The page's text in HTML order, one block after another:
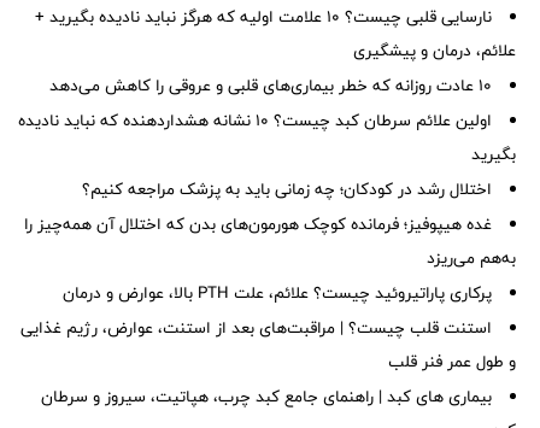
نارسایی قلبی چیست؟ ۱۰ علامت اولیه که هرگز نباید نادیده بگیرید +
علائم، درمان و پیشگیری
۱۰ عادت روزانه که خطر بیماری‌های قلبی و عروقی را کاهش می‌دهد
اولین علائم سرطان کبد چیست؟ ۱۰ نشانه هشداردهنده که نباید نادیده
بگیرید
اختلال رشد در کودکان؛ چه زمانی باید به پزشک مراجعه کنیم؟
غده هیپوفیز؛ فرمانده کوچک هورمون‌های بدن که اختلال آن همه‌چیز را
به‌هم می‌ریزد
پرکاری پاراتیروئید چیست؟ علائم، علت PTH بالا، عوارض و درمان
استنت قلب چیست؟ | مراقبت‌های بعد از استنت، عوارض، رژیم غذایی
و طول عمر فنر قلب
بیماری های کبد | راهنمای جامع کبد چرب، هپاتیت، سیروز و سرطان